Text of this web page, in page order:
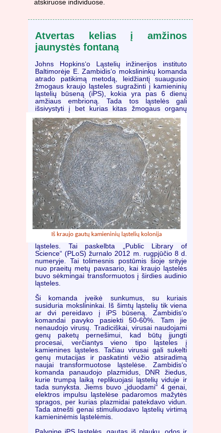
atskiruose individuose.
Atvertas kelias į amžinos
jaunystės fontaną
Johns Hopkins‘o Ląstelių inžinerijos instituto
Baltimorėje E. Zambidis‘o mokslininkų komanda
atrado patikimą metodą, leidžiantį suaugusio
žmogaus kraujo ląsteles sugražinti į kamieninių
ląstelių būseną (iPS), kokia yra pas 6 dienų
amžiaus embrioną. Tada tos ląstelės gali
išsivystyti į bet kurias kitas žmogaus organų
Iš kraujo gautų kamieninių ląstelių kolonija
ląsteles. Tai paskelbta „Public Library of
Science“ (PLoS) žurnalo 2012 m. rugpjūčio 8 d.
numeryje. Tai tolimesnis postūmis šioje srityje
nuo praeitų metų pavasario, kai kraujo ląstelės
buvo sėkmingai transformuotos į širdies audinio
ląsteles.
Ši komanda įveikė sunkumus, su kuriais
susiduria mokslininkai. Iš šimtų ląstelių tik viena
ar dvi pereidavo į iPS būseną. Zambidis‘o
komandai pavyko pasiekti 50-60%. Tam jie
nenaudojo virusų. Tradiciškai, virusai naudojami
genų paketų pernešimui, kad būtų įjungti
procesai, verčiantys vieno tipo ląsteles į
kamienines ląsteles. Tačiau virusai gali sukelti
genų mutacijas ir paskatinti vėžio atsiradimą
naujai transformuotose ląstelėse. Zambidis‘o
komanda panaudojo plazmidus, DNR žiedus,
kurie trumpą laiką replikuojasi ląstelių viduje ir
tada sunyksta. Jiems buvo „įduodami“ 4 genai,
elektros impulsu ląstelėse padaromos mažytės
spragos, per kurias plazmidai patekdavo vidun.
Tada atnešti genai stimuliuodavo ląstelių virtimą
kamieninėmis ląstelėmis.